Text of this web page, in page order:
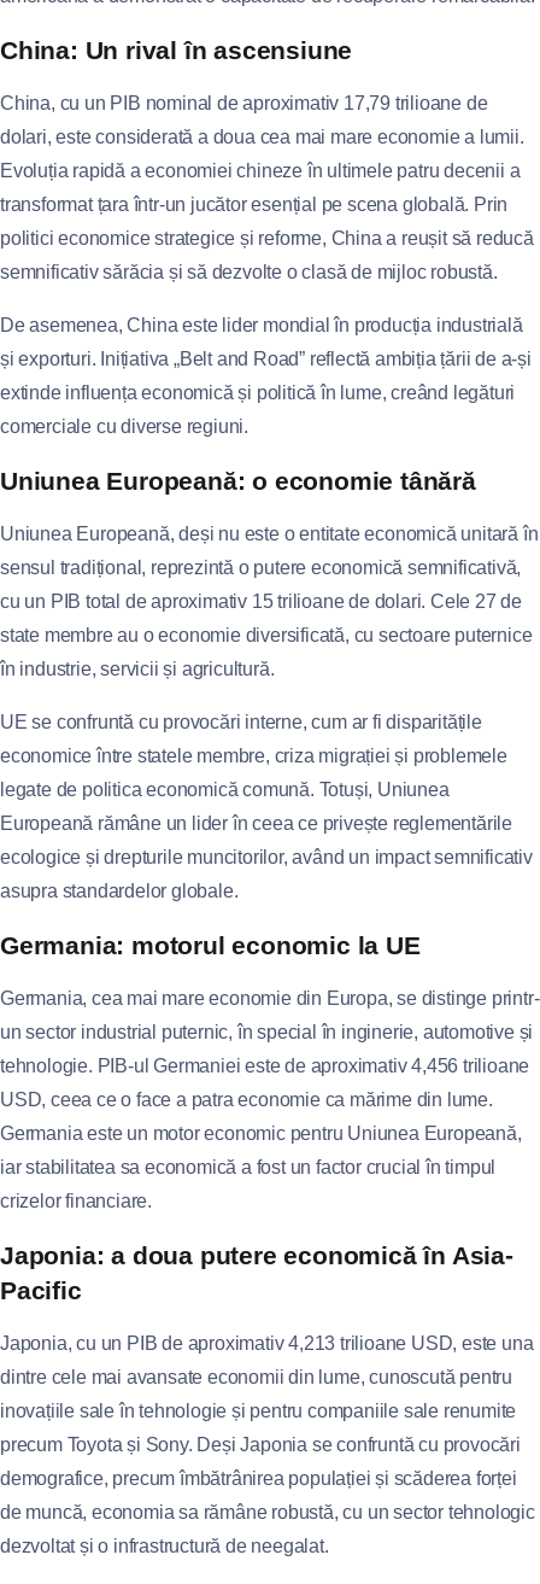
China: Un rival în ascensiune
China, cu un PIB nominal de aproximativ 17,79 trilioane de
dolari, este considerată a doua cea mai mare economie a lumii.
Evoluția rapidă a economiei chineze în ultimele patru decenii a
transformat țara într-un jucător esențial pe scena globală. Prin
politici economice strategice și reforme, China a reușit să reducă
semnificativ sărăcia și să dezvolte o clasă de mijloc robustă.
De asemenea, China este lider mondial în producția industrială
și exporturi. Inițiativa „Belt and Road” reflectă ambiția țării de a-și
extinde influența economică și politică în lume, creând legături
comerciale cu diverse regiuni.
Uniunea Europeană: o economie tânără
Uniunea Europeană, deși nu este o entitate economică unitară în
sensul tradițional, reprezintă o putere economică semnificativă,
cu un PIB total de aproximativ 15 trilioane de dolari. Cele 27 de
state membre au o economie diversificată, cu sectoare puternice
în industrie, servicii și agricultură.
UE se confruntă cu provocări interne, cum ar fi disparitățile
economice între statele membre, criza migrației și problemele
legate de politica economică comună. Totuși, Uniunea
Europeană rămâne un lider în ceea ce privește reglementările
ecologice și drepturile muncitorilor, având un impact semnificativ
asupra standardelor globale.
Germania: motorul economic la UE
Germania, cea mai mare economie din Europa, se distinge printr-
un sector industrial puternic, în special în inginerie, automotive și
tehnologie. PIB-ul Germaniei este de aproximativ 4,456 trilioane
USD, ceea ce o face a patra economie ca mărime din lume.
Germania este un motor economic pentru Uniunea Europeană,
iar stabilitatea sa economică a fost un factor crucial în timpul
crizelor financiare.
Japonia: a doua putere economică în Asia-
Pacific
Japonia, cu un PIB de aproximativ 4,213 trilioane USD, este una
dintre cele mai avansate economii din lume, cunoscută pentru
inovațiile sale în tehnologie și pentru companiile sale renumite
precum Toyota și Sony. Deși Japonia se confruntă cu provocări
demografice, precum îmbătrânirea populației și scăderea forței
de muncă, economia sa rămâne robustă, cu un sector tehnologic
dezvoltat și o infrastructură de neegalat.